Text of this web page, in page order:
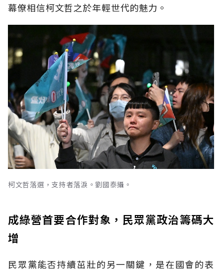
幕僚相信柯文哲之於年輕世代的魅力。
柯文哲落選，支持者落淚。劉國泰攝。
成綠營首要合作對象，民眾黨政治籌碼大
增
民眾黨能否持續茁壯的另一關鍵，是在國會的表